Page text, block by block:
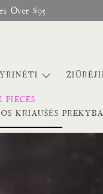
Over $95
KRIAUŠĖS PREKYBA